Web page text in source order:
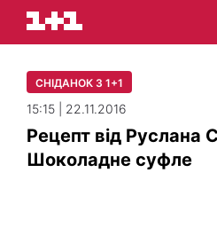
СНІДАНОК З 1+1
15:15 | 22.11.2016
Рецепт від Руслана
Шоколадне суфле